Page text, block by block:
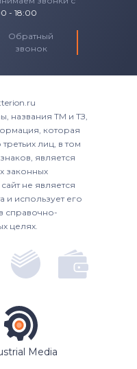
- 18:00
Обратный
звонок
названия ТМ и ТЗ,
которая
лиц, в том
является
законных
не является
и использует его
справочно-
целях.
Media